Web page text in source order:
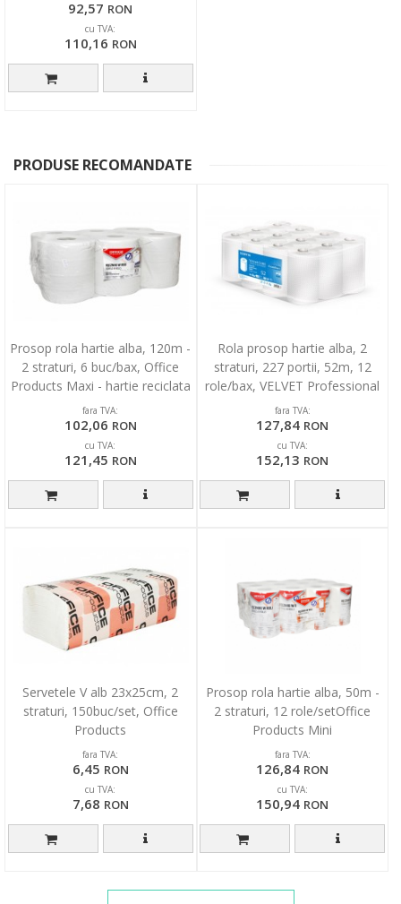
92,57 RON
cu TVA:
110,16 RON
PRODUSE RECOMANDATE
Prosop rola hartie alba, 120m -
2 straturi, 6 buc/bax, Office
Products Maxi - hartie reciclata
fara TVA:
102,06 RON
cu TVA:
121,45 RON
Rola prosop hartie alba, 2
straturi, 227 portii, 52m, 12
role/bax, VELVET Professional
Comfort Mini
fara TVA:
127,84 RON
cu TVA:
152,13 RON
Servetele V alb 23x25cm, 2
straturi, 150buc/set, Office
Products
fara TVA:
6,45 RON
cu TVA:
7,68 RON
Prosop rola hartie alba, 50m -
2 straturi, 12 role/setOffice
Products Mini
fara TVA:
126,84 RON
cu TVA:
150,94 RON